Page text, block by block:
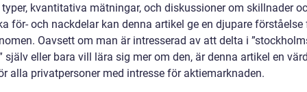
kvantitativa mätningar, och diskussioner om skillnader
för- och nackdelar kan denna artikel ge en djupare förståelse
Oavsett om man är intresserad av att delta i
själv eller bara vill lära sig mer om den, är denna artikel en
alla privatpersoner med intresse för aktiemarknaden.